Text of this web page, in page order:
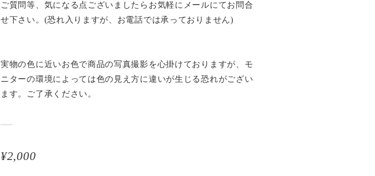
ご質問等、気になる点ございましたらお気軽にメールにてお問合
せ下さい。(恐れ入りますが、お電話では承っておりません)
実物の色に近いお色で商品の写真撮影を心掛けておりますが、モ
ニターの環境によっては色の見え方に違いが生じる恐れがござい
ます。ご了承ください。
¥2,000